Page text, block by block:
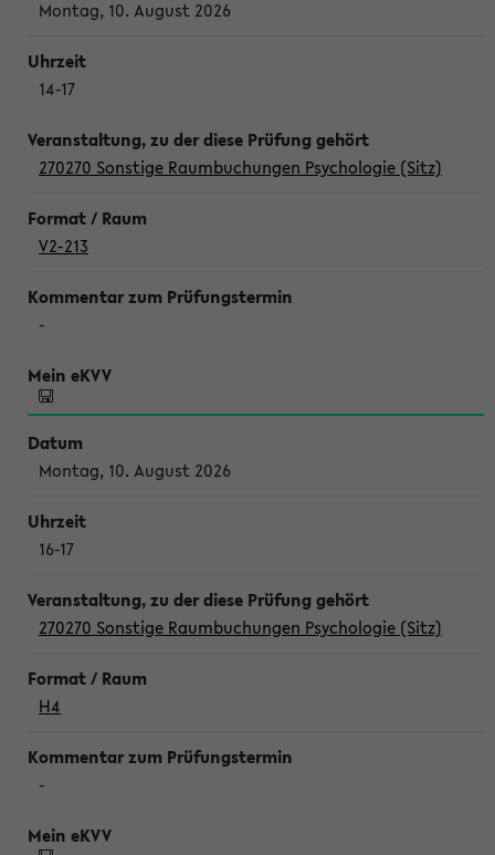
Montag, 10. August 2026
14-17
270270 Sonstige Raumbuchungen Psychologie (Sitz)
V2-213
-
Montag, 10. August 2026
16-17
270270 Sonstige Raumbuchungen Psychologie (Sitz)
H4
-